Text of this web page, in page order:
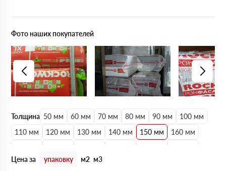
Толщина 50 мм 60 мм 70 мм 80 мм 90 мм
100 мм
110 мм
120 мм 130 мм 140 мм 150 мм
160 мм
230 мм
240 мм 250 мм
Цена за упаковку м2 м3
Фото наших покупателей